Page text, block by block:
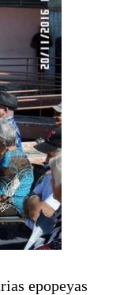
epopeyas